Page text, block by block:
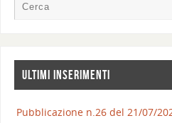
ULTIMI INSERIMENTI
Pubblicazione n.26 del 21/07/